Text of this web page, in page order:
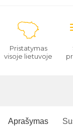
Pristatymas
visoje lietuvoje
Aprašymas